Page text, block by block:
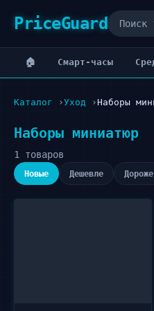
PriceGuard
🏠 Cмарт-часы
Каталог Уход Наборы
Наборы миниатюр
1 товаров
Новые Дешевле Дороже